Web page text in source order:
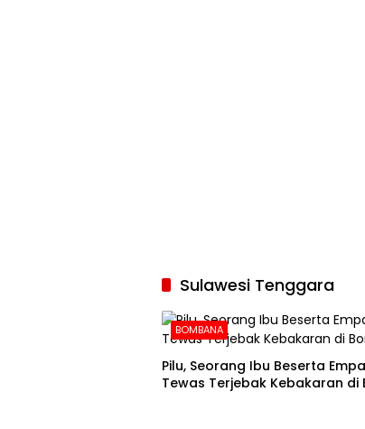
Sulawesi Tenggara
BOMBANA
Pilu, Seorang Ibu Beserta
Tewas Terjebak Kebakaran di